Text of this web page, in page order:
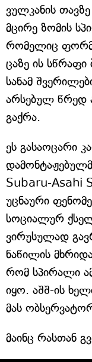
ვულკანის
მცირე ზომის
რომელიც
ცაზე ის
სანამ
არსებულ წრედ
გაქრა.
ეს გასაოცარი
Subaru-Asahi
უცნაური
სოციალურ
ვირუსულად
ნაწილის
რომ სპირალი
იყო. აშშ-ის
მას
მაინც რასთან